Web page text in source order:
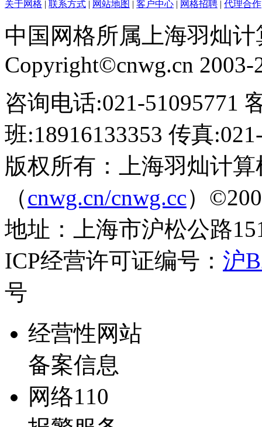
关于网格 | 联系方式 | 网站地图 | 客户中心 | 网格招聘 | 代理合作
中国网格所属上海羽灿
Copyright©cnwg.cn 2003-
咨询电话:021-51095771
班:18916133353 传真
版权所有：上海羽灿计
（cnwg.cn/cnwg.cc）
地址：上海市沪松公路
ICP经营许可证编号： 沪
号
经营性网站
备案信息
网络110